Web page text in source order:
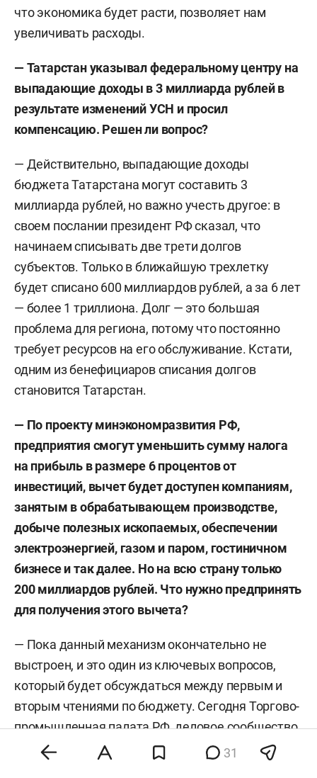
что экономика будет расти, позволяет нам
увеличивать расходы.
— Татарстан указывал федеральному центру на
выпадающие доходы в 3 миллиарда рублей в
результате изменений УСН и просил
компенсацию. Решен ли вопрос?
— Действительно, выпадающие доходы
бюджета Татарстана могут составить 3
миллиарда рублей, но важно учесть другое: в
своем послании президент РФ сказал, что
начинаем списывать две трети долгов
субъектов. Только в ближайшую трехлетку
будет списано 600 миллиардов рублей, а за 6 лет
— более 1 триллиона. Долг — это большая
проблема для региона, потому что постоянно
требует ресурсов на его обслуживание. Кстати,
одним из бенефициаров списания долгов
становится Татарстан.
— По проекту минэкономразвития РФ,
предприятия смогут уменьшить сумму налога
на прибыль в размере 6 процентов от
инвестиций, вычет будет доступен компаниям,
занятым в обрабатывающем производстве,
добыче полезных ископаемых, обеспечении
электроэнергией, газом и паром, гостиничном
бизнесе и так далее. Но на всю страну только
200 миллиардов рублей. Что нужно предпринять
для получения этого вычета?
— Пока данный механизм окончательно не
выстроен, и это один из ключевых вопросов,
который будет обсуждаться между первым и
вторым чтениями по бюджету. Сегодня Торгово-
промышленная палата РФ, деловое сообщество
такой механизм обсуждают. Да, налоговая
31